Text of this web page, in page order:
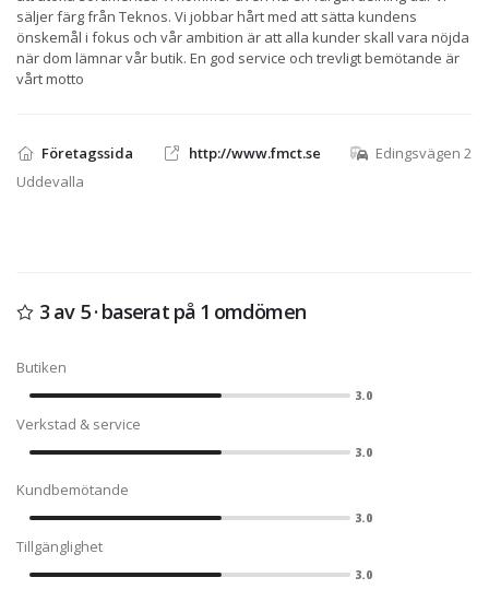
säljer färg från Teknos. Vi jobbar hårt med att sätta kundens
önskemål i fokus och vår ambition är att alla kunder skall vara nöjda
när dom lämnar vår butik. En god service och trevligt bemötande är
vårt motto
Företagssida http://www.fmct.se
Edingsvägen 2
Uddevalla
3 av 5 · baserat på 1 omdömen
Butiken
3.0
Verkstad & service
3.0
Kundbemötande
3.0
Tillgänglighet
3.0